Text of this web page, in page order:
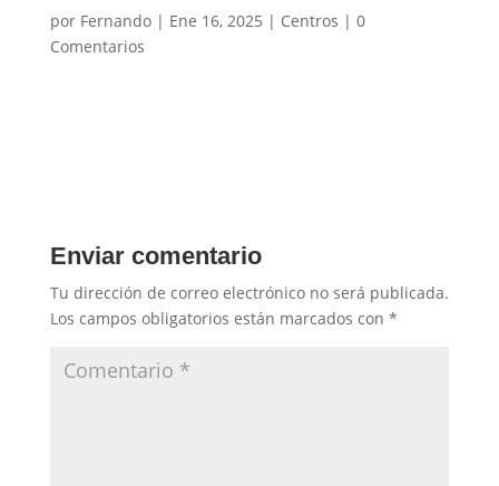
por Fernando| Ene 16, 2025 | Centros | 0
Comentarios
Enviar comentario
Tu dirección de correo electrónico no será publicada.
Los campos obligatorios están marcados con *